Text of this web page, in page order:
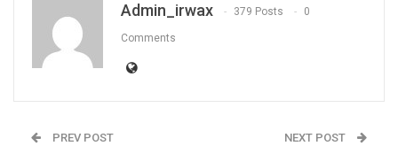
Admin_irwax 379 Posts 0
Comments
PREV POST NEXT POST